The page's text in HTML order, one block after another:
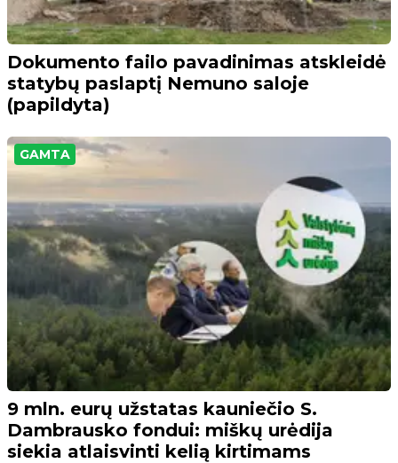
Dokumento failo pavadinimas atskleidė
statybų paslaptį Nemuno saloje
(papildyta)
GAMTA
9 mln. eurų užstatas kauniečio S.
Dambrausko fondui: miškų urėdija
siekia atlaisvinti kelią kirtimams